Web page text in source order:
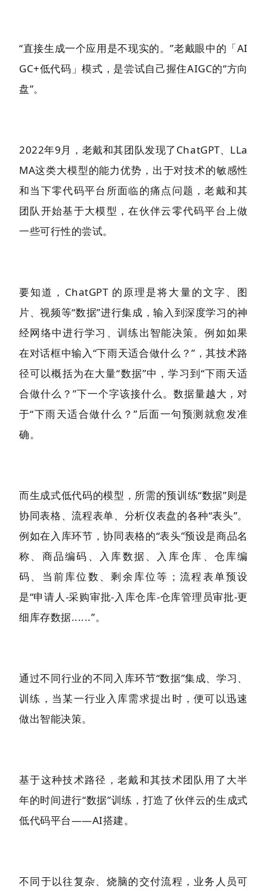
“直接生成一个应用是不现实的。”老戴眼中的「AI
GC+低代码」模式，是尝试自己握住AIGC的“方向
盘”。
2022年9月，老戴和其团队发现了ChatGPT、LLa
MA这类大模型的能力优势，出于对技术的敏感性
和当下零代码平台所面临的痛点问题，老戴和其
团队开始基于大模型，在伙伴云零代码平台上做
一些可行性的尝试。
要知道，ChatGPT 的原理是将大量的文字、图
片、视频等“数据”进行集成，输入到深度学习的神
经网络中进行学习、训练出智能决策。例如如果
在对话框中输入“下雨天适合做什么？”，其技术路
径可以概括为在大量“数据”中，学习到“下雨天适
合做什么？”下一个字该接什么。数据量越大，对
于“下雨天适合做什么？”后面一句预测就愈发准
确。
而生成式低代码的模型，所需的预训练“数据”则是
协同表格、流程表单、分析仪表盘的各种“表头”。
例如在入库环节，协同表格的“表头”预设是商品名
称、商品编码、入库数据、入库仓库、仓库编
码、当前库位数、剩余库位等；流程表单预设
是“申请人-采购审批-入库仓库-仓库管理员审批-更
细库存数据......”。
通过不同行业的不同入库环节“数据”集成、学习、
训练，当某一行业入库需求提出时，便可以迅速
做出智能决策。
基于这种技术路径，老戴和其技术团队用了大半
年的时间进行“数据”训练，打造了伙伴云的生成式
低代码平台——AI搭建。
不同于以往复杂、烧脑的交付流程，业务人员可